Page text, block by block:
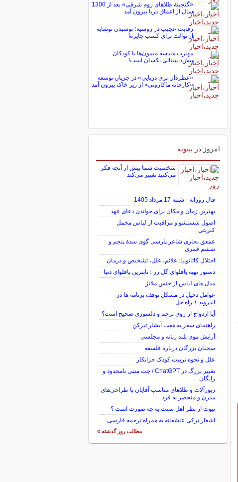
«گنجینۀ طلاهای روم شرقی» بعد از 1300
سال از اعماق دریا بیرون آمد
رقابت عجیب در روسیه؛ نوشیدن نوشابه
از توالت برای کسب جایزه!
مهارت هندسه میمون‌ها با کودکان
پیش‌دبستانی یکسان است!
«عطردان پری دریایی» در جریان توسعه
«کارخانه ماکارونی» از زیر خاک بیرون آمد
امروز در بیتوته
شخصیت شما بیش از آنچه فکر
می‌کنید تغییر می‌کند
فال روزانه - شنبه 17 مرداد 1405
بهترین زمان و مکان برای خواندن دعای عهد
اصول شستشو و مراقبت از لباس مخمل
کبریتی
عمعق بخاری شاعر پارسی گوی سدهٔ پنجم و
ششم قمری
اختلال کاتاتونیا: علائم، علل، تشخیص و درمان
دستور تهیه باقلوای گل رز ؛ تاپترین باقلوای دنیا
مدل های لباس از جنس ملانژ
عوامل دخیل در مشکل توقف برنامه ها در
اندروید + راه حل
آیا ازدواج از روی ترحم و دلسوزی صحیح است؟
راهنمای سفر به هفت آبشار تیرکن
آرایش موی بلند زنانه و مجلسی
سخنان بزرگان درباره فلسفه
علل و نحوه تربیت کودک خرابکار
تغییر بزرگ در ChatGPT / چت متنی نامحدود و
رایگان
زیورآلات و طلاهای مناسب آقایان با طراحی‌های
مدرن و منحصر به فرد
نبوت از نظر اهل سنت به چه صورت است ؟
اشعار ترکی عاشقانه به همراه ترجمه فارسی
مطالب روز گذشته »